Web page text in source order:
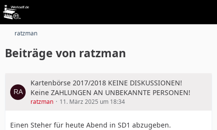
ratzman
Beiträge von ratzman
Kartenbörse 2017/2018 KEINE DISKUSSIONEN!
Keine ZAHLUNGEN AN UNBEKANNTE PERSONEN!
ratzman 11. März 2025 um 18:34
Einen Steher für heute Abend in SD1 abzugeben.